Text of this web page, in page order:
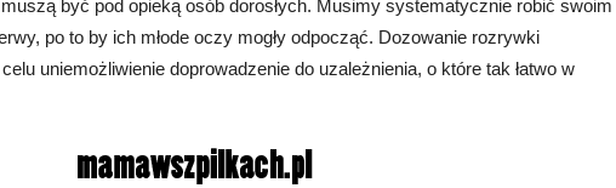
być pod opieką osób dorosłych. Musimy systematycznie robić swoim
po to by ich młode oczy mogły odpocząć. Dozowanie rozrywki
uniemożliwienie doprowadzenie do uzależnienia, o które tak łatwo w